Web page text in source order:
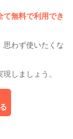
無料で利用でき
思わず使いたくな
しましょう。